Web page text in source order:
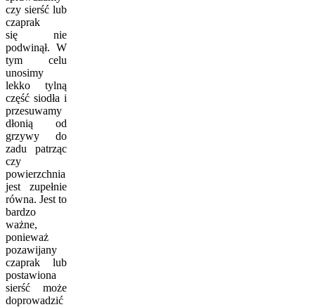
czy sierść lub
czaprak
się nie
podwinął. W
tym celu
unosimy
lekko tylną
część siodła i
przesuwamy
dłonią od
grzywy do
zadu patrząc
czy
powierzchnia
jest zupełnie
równa. Jest to
bardzo
ważne,
ponieważ
pozawijany
czaprak lub
postawiona
sierść może
doprowadzić